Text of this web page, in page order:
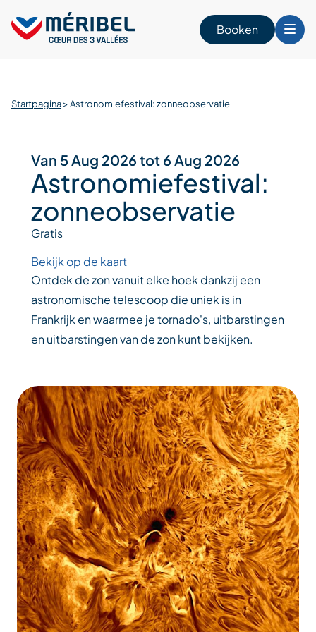
content
Booken
Startpagina>Astronomiefestival: zonneobservatie
Van 5 Aug 2026 tot 6 Aug 2026
Astronomiefestival:
zonneobservatie
Gratis
Bekijk op de kaart
Ontdek de zon vanuit elke hoek dankzij een
astronomische telescoop die uniek is in
Frankrijk en waarmee je tornado's, uitbarstingen
en uitbarstingen van de zon kunt bekijken.